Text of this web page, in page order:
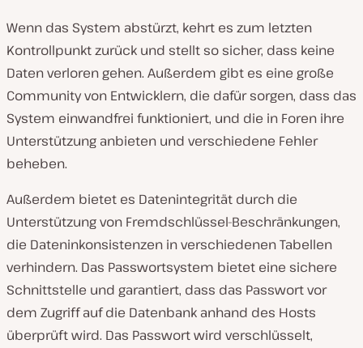
Wenn das System abstürzt, kehrt es zum letzten
Kontrollpunkt zurück und stellt so sicher, dass keine
Daten verloren gehen. Außerdem gibt es eine große
Community von Entwicklern, die dafür sorgen, dass das
System einwandfrei funktioniert, und die in Foren ihre
Unterstützung anbieten und verschiedene Fehler
beheben.
Außerdem bietet es Datenintegrität durch die
Unterstützung von Fremdschlüssel-Beschränkungen,
die Dateninkonsistenzen in verschiedenen Tabellen
verhindern. Das Passwortsystem bietet eine sichere
Schnittstelle und garantiert, dass das Passwort vor
dem Zugriff auf die Datenbank anhand des Hosts
überprüft wird. Das Passwort wird verschlüsselt,